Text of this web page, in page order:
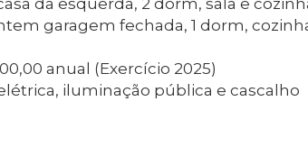
da esquerda, 2 dorm, sala e
garagem fechada, 1 dorm, cozinha
anual (Exercício 2025)
iluminação pública e cascalho